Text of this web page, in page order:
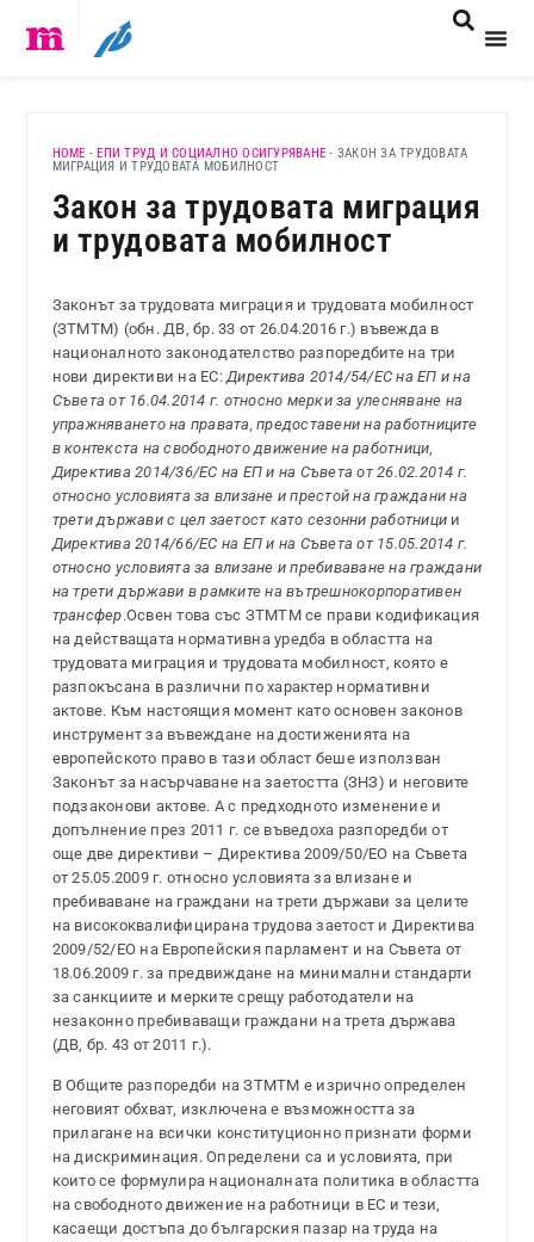
HOME - ЕПИ ТРУД И СОЦИАЛНО ОСИГУРЯВАНЕ - ЗАКОН ЗА ТРУДОВАТА
МИГРАЦИЯ И ТРУДОВАТА МОБИЛНОСТ
Закон за трудовата миграция
и трудовата мобилност
Законът за трудовата миграция и трудовата мобилност
(ЗТМТМ) (обн. ДВ, бр. 33 от 26.04.2016 г.) въвежда в
националното законодателство разпоредбите на три
нови директиви на ЕС: Директива 2014/54/ЕС на ЕП и на
Съвета от 16.04.2014 г. относно мерки за улесняване на
упражняването на правата, предоставени на работниците
в контекста на свободното движение на работници
Директива 2014/36/ЕС на ЕП и на Съвета от 26.02.2014 г.
относно условията за влизане и престой на граждани на
трети държави с цел заетост като сезонни работници и
Директива 2014/66/ЕС на ЕП и на Съвета от 15.05.2014 г.
относно условията за влизане и пребиваване на граждани
на трети държави в рамките на вътрешнокорпоративен
трансфер.Освен това със ЗТМТМ се прави кодификация
на действащата нормативна уредба в областта на
трудовата миграция и трудовата мобилност, която е
разпокъсана в различни по характер нормативни
актове. Към настоящия момент като основен законов
инструмент за въвеждане на достиженията на
европейското право в тази област беше използван
Законът за насърчаване на заетостта (ЗНЗ) и неговите
подзаконови актове. А с предходното изменение и
допълнение през 2011 г. се въведоха разпоредби от
още две директиви – Директива 2009/50/ЕО на Съвета
от 25.05.2009 г. относно условията за влизане и
пребиваване на граждани на трети държави за целите
на висококвалифицирана трудова заетост и Директива
2009/52/ЕО на Европейския парламент и на Съвета от
18.06.2009 г. за предвиждане на минимални стандарти
за санкциите и мерките срещу работодатели на
незаконно пребиваващи граждани на трета държава
(ДВ, бр. 43 от 2011 г.).
В Общите разпоредби на ЗТМТМ е изрично определен
неговият обхват, изключена е възможността за
прилагане на всички конституционно признати форми
на дискриминация. Определени са и условията, при
които се формулира националната политика в областта
на свободното движение на работници в ЕС и тези,
касаещи достъпа до българския пазар на труда на